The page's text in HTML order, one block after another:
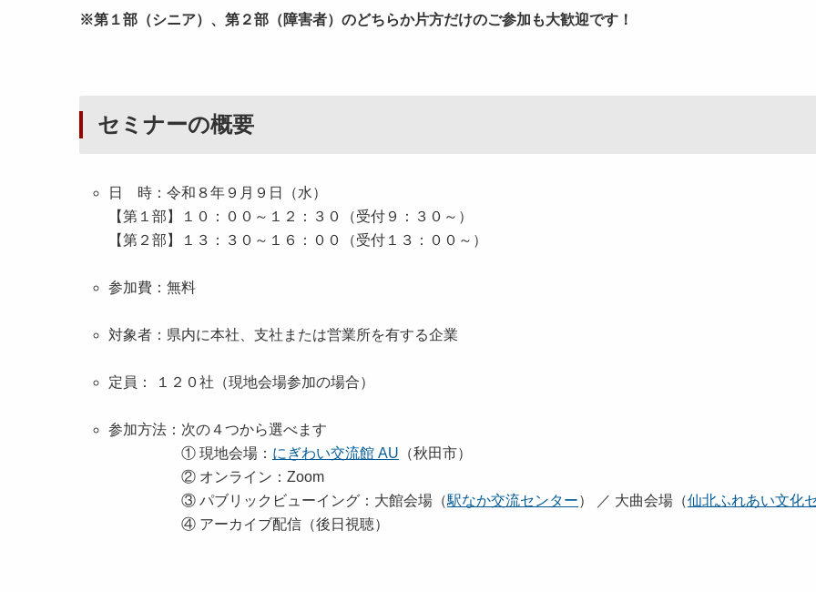
※第１部（シニア）、第２部（障害者）のどちらか片方だけのご参加も大歓迎です！
セミナーの概要
日 時：令和８年９月９日（水）
【第１部】１０：００～１２：３０（受付９：３０～）
【第２部】１３：３０～１６：００（受付１３：００～）
参加費：無料
対象者：県内に本社、支社または営業所を有する企業
定員： １２０社（現地会場参加の場合）
参加方法： 次の４つから選べます
① 現地会場： にぎわい交流館 AU （秋田市）
② オンライン：Zoom
③ パブリックビューイング：大館会場（駅なか交流センター） ／ 大曲会場（仙北ふれあい文化
④ アーカイブ配信（後日視聴）